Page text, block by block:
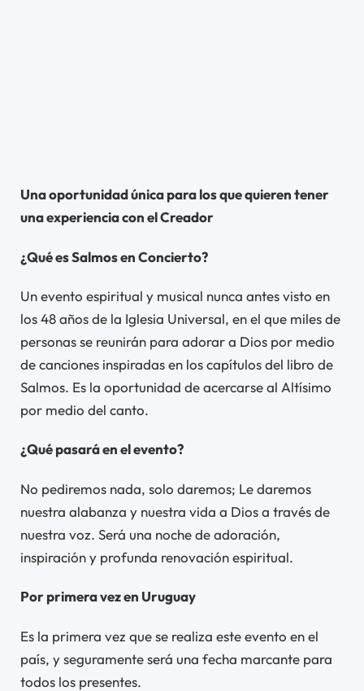
Una oportunidad única para los que quieren tener
una experiencia con el Creador
¿Qué es Salmos en Concierto?
Un evento espiritual y musical nunca antes visto en
los 48 años de la Iglesia Universal, en el que miles de
personas se reunirán para adorar a Dios por medio
de canciones inspiradas en los capítulos del libro de
Salmos. Es la oportunidad de acercarse al Altísimo
por medio del canto.
¿Qué pasará en el evento?
No pediremos nada, solo daremos; Le daremos
nuestra alabanza y nuestra vida a Dios a través de
nuestra voz. Será una noche de adoración,
inspiración y profunda renovación espiritual.
Por primera vez en Uruguay
Es la primera vez que se realiza este evento en el
país, y seguramente será una fecha marcante para
todos los presentes.